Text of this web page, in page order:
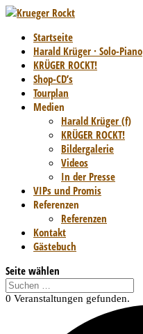
Startseite
Harald Krüger · Solo-Piano
KRÜGER ROCKT!
Shop-CD’s
Tourplan
Medien
Harald Krüger (f)
KRÜGER ROCKT!
Bildergalerie
Videos
In der Presse
VIPs und Promis
Referenzen
Referenzen
Kontakt
Gästebuch
Seite wählen
0 Veranstaltungen gefunden.